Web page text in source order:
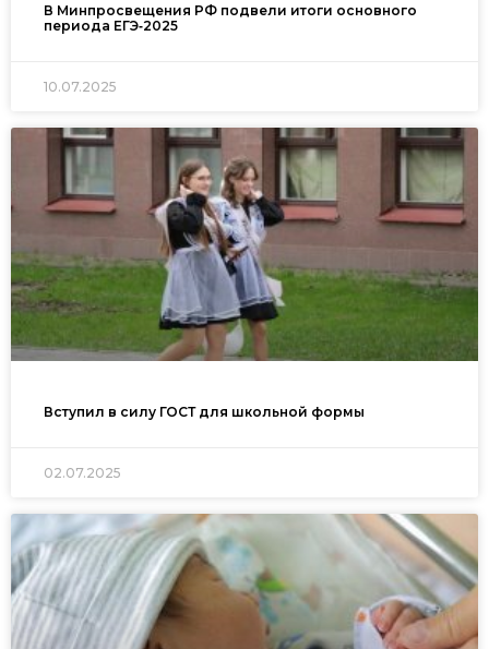
В Минпросвещения РФ подвели итоги основного
периода ЕГЭ‑2025
10.07.2025
Вступил в силу ГОСТ для школьной формы
02.07.2025